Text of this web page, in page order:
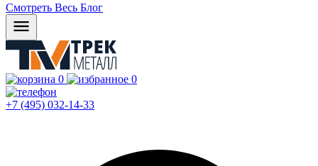
Смотреть Весь Блог
0 0
+7 (495) 032-14-33